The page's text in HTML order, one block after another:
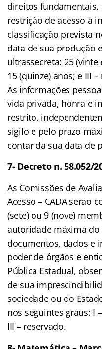
direitos fundamentais.
restrição de acesso à
classificação prevista
data de sua produção
ultrassecreta: 25 (vinte
15 (quinze) anos; e III
As informações
vida privada, honra e
restrito,
sigilo e pelo prazo
contar da sua data de
7- Decreto n. 58.052/
As Comissões de
Acesso – CADA serão
(sete) ou 9 (nove)
autoridade máxima
documentos, dados e
poder de órgãos e
Pública Estadual,
de sua
sociedade ou do
nos seguintes graus: I
III – reservado.